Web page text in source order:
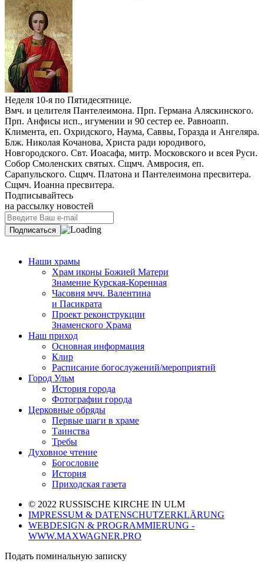
Неделя 10-я по Пятидесятнице.
Вмч. и целителя Пантелеимона. Прп. Германа Аляскинского.
Прп. Анфисы исп., игумении и 90 сестер ее. Равноапп.
Климента, еп. Охридского, Наума, Саввы, Горазда и Ангеляра.
Блж. Николая Кочанова, Христа ради юродивого,
Новгородского. Свт. Иоасафа, митр. Московского и всея Руси.
Собор Смоленских святых. Сщмч. Амвросия, еп.
Сарапульского. Сщмч. Платона и Пантелеимона пресвитера.
Сщмч. Иоанна пресвитера.
Подписывайтесь
на рассылку новостей
Наши храмы
Храм иконы Божией Матери
Знамение Курская-Коренная
Часовня мчч. Валентина
и Пасикрата
Проект реконструкции
Знаменского Храма
Наш приход
Основная информация
Клир
Расписание богослужений/мероприятий
Город Ульм
История города
Фотографии города
Церковные обряды
Первые шаги в храме
Таинства
Требы
Духовное чтение
Богословие
История
Приходская газета
© 2022 RUSSISCHE KIRCHE IN ULM
IMPRESSUM & DATENSCHUTZERKLÄRUNG
WEBDESIGN & PROGRAMMIERUNG -
WWW.MAXWAGNER.PRO
Подать поминальную записку